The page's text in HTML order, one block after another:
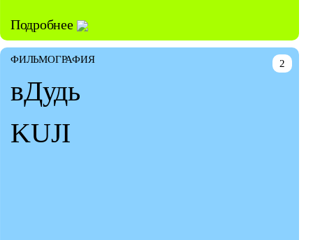
Подробнее
2
ФИЛЬМОГРАФИЯ
вДудь
KUJI